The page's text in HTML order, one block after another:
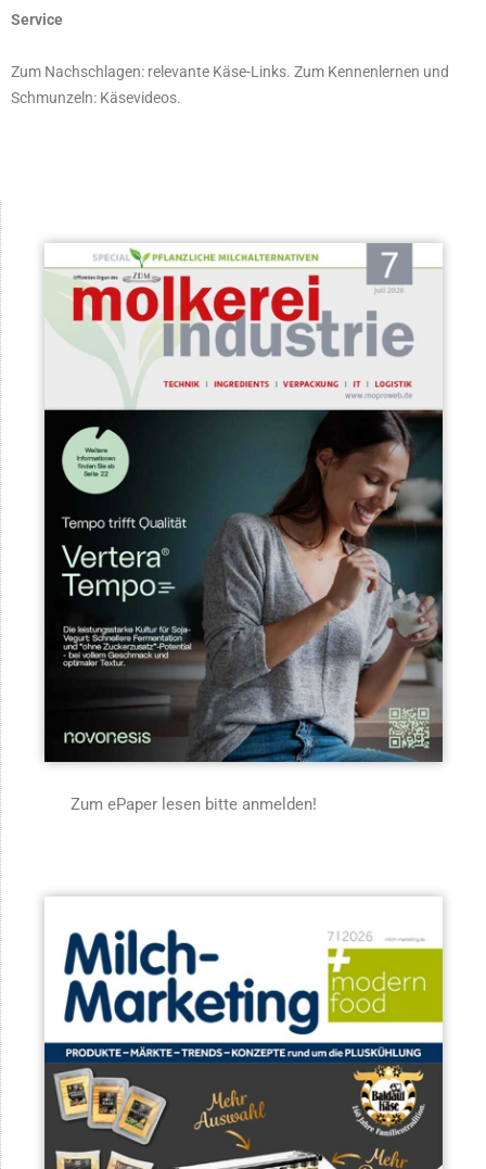
Service
Zum Nachschlagen: relevante Käse-Links. Zum Kennenlernen und
Schmunzeln: Käsevideos.
Zum ePaper lesen bitte anmelden!